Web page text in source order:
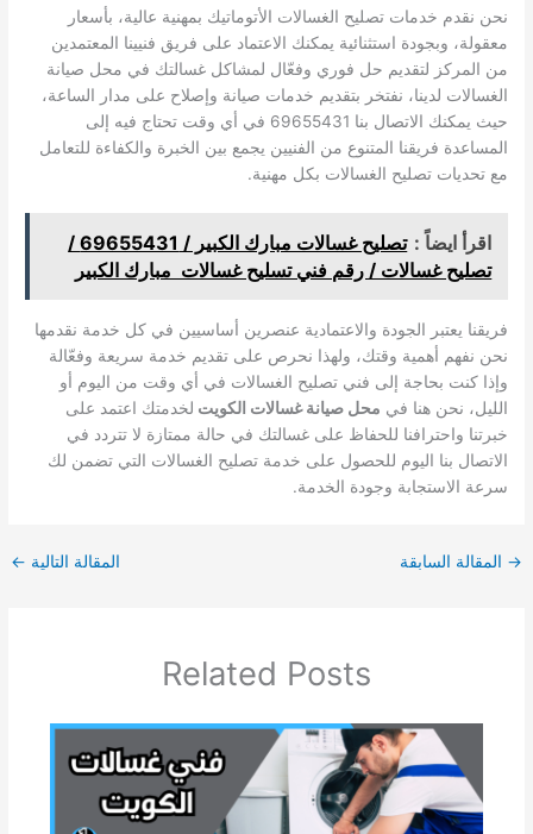
نحن نقدم خدمات تصليح الغسالات الأتوماتيك بمهنية عالية، بأسعار
معقولة، وبجودة استثنائية يمكنك الاعتماد على فريق فنيينا المعتمدين
من المركز لتقديم حل فوري وفعّال لمشاكل غسالتك في محل صيانة
الغسالات لدينا، نفتخر بتقديم خدمات صيانة وإصلاح على مدار الساعة،
حيث يمكنك الاتصال بنا 69655431 في أي وقت تحتاج فيه إلى
المساعدة فريقنا المتنوع من الفنيين يجمع بين الخبرة والكفاءة للتعامل
مع تحديات تصليح الغسالات بكل مهنية.
اقرأ ايضاً :
تصليح غسالات مبارك الكبير / 69655431 /
تصليح غسالات / رقم فني تسليح غسالات مبارك الكبير
فريقنا يعتبر الجودة والاعتمادية عنصرين أساسيين في كل خدمة نقدمها
نحن نفهم أهمية وقتك، ولهذا نحرص على تقديم خدمة سريعة وفعّالة
وإذا كنت بحاجة إلى فني تصليح الغسالات في أي وقت من اليوم أو
الليل، نحن هنا في محل صيانة غسالات الكويت لخدمتك اعتمد على
خبرتنا واحترافنا للحفاظ على غسالتك في حالة ممتازة لا تتردد في
الاتصال بنا اليوم للحصول على خدمة تصليح الغسالات التي تضمن لك
سرعة الاستجابة وجودة الخدمة.
→ المقالة السابقة المقالة التالية ←
Related Posts